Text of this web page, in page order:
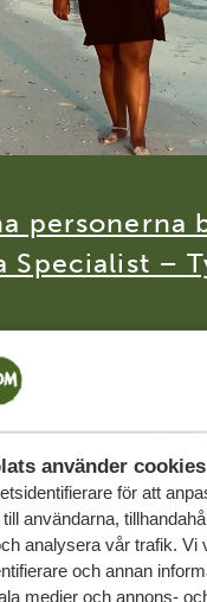
använder cookies
för att
användarna,
analysera vår trafik. Vi
och annan
medier och annons-
personerna
Specialist –